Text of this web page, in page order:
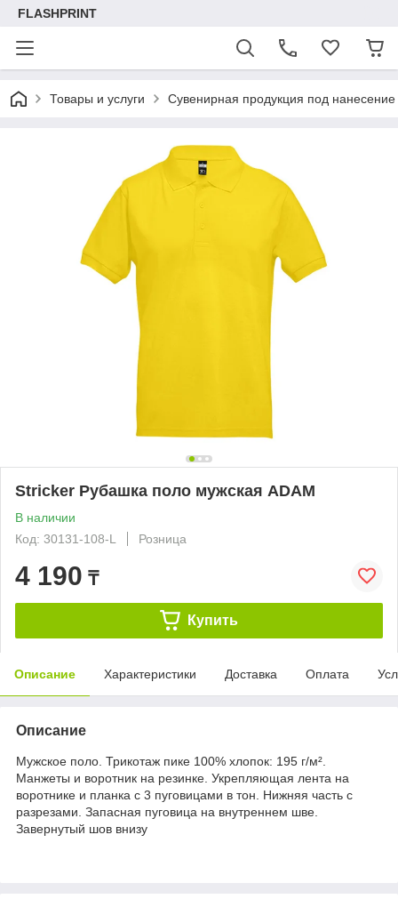
FLASHPRINT
Товары и услуги Сувенирная продукция под нанесение
Stricker Рубашка поло мужская ADAM
В наличии
Код: 30131-108-L
Розница
4 190 ₸
Купить
Описание Характеристики Доставка Оплата
Описание
Мужское поло. Трикотаж пике 100% хлопок: 195 г/м².
Манжеты и воротник на резинке. Укрепляющая лента на
воротнике и планка c 3 пуговицами в тон. Нижняя часть с
разрезами. Запасная пуговица на внутреннем шве.
Завернутый шов внизу